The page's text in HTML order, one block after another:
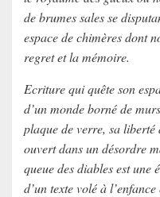
de brumes sales se
espace de chimères dont
regret et la mémoire.
Ecriture qui quête son
d’un monde borné de
plaque de verre, sa
ouvert dans un désordre
queue des diables est une
d’un texte volé à